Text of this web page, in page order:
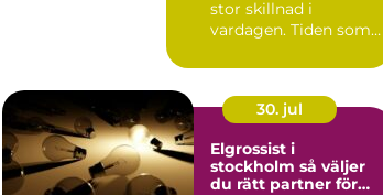
stor skillnad i
vardagen. Tiden som
ordn...
30. jul
Elgrossist i
stockholm så väljer
du rätt partner för